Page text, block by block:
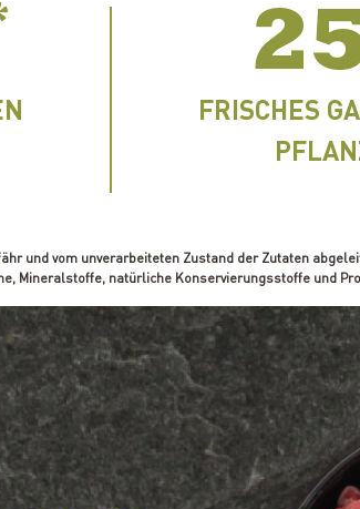
FRISCHES
und vom unverarbeiteten Zustand der Zutaten
Mineralstoffe, natürliche Konservierungsstoffe und